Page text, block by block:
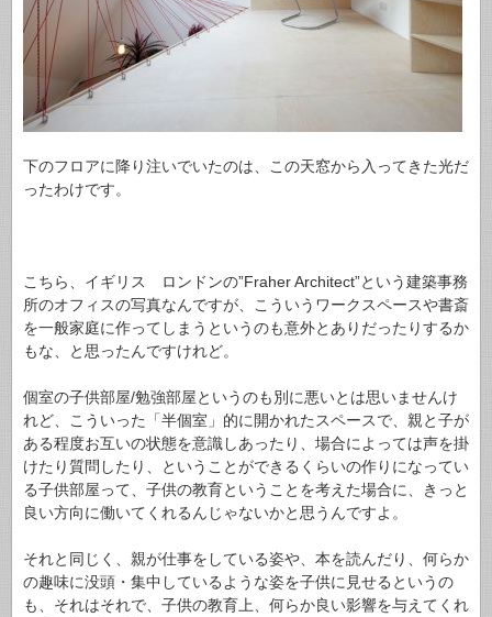
下のフロアに降り注いでいたのは、この天窓から入ってきた光だ
ったわけです。
こちら、イギリス ロンドンの”Fraher Architect”という建築事務
所のオフィスの写真なんですが、こういうワークスペースや書斎
を一般家庭に作ってしまうというのも意外とありだったりするか
もな、と思ったんですけれど。
個室の子供部屋/勉強部屋というのも別に悪いとは思いませんけ
れど、こういった「半個室」的に開かれたスペースで、親と子が
ある程度お互いの状態を意識しあったり、場合によっては声を掛
けたり質問したり、ということができるくらいの作りになってい
る子供部屋って、子供の教育ということを考えた場合に、きっと
良い方向に働いてくれるんじゃないかと思うんですよ。
それと同じく、親が仕事をしている姿や、本を読んだり、何らか
の趣味に没頭・集中しているような姿を子供に見せるというの
も、それはそれで、子供の教育上、何らか良い影響を与えてくれ